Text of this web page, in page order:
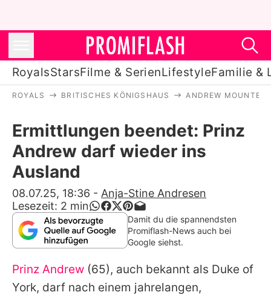
RoyalsStarsFilme & SerienLifestyleFamilie &
Stars
Filme & Serien
Lifestyle
Familie & Liebe
Promiflash Exklusiv
Alle Themen auf Promiflash
ROYALS BRITISCHES KÖNIGSHAUS ANDREW
Ermittlungen beendet: Prinz
Andrew darf wieder ins
Ausland
08.07.25, 18:36 - Anja-Stine Andresen
Lesezeit: 2 min
Damit du die spannendsten
Promiflash-News auch bei
Google siehst.
Prinz Andrew (65), auch bekannt als Duke of
York, darf nach einem jahrelangen,